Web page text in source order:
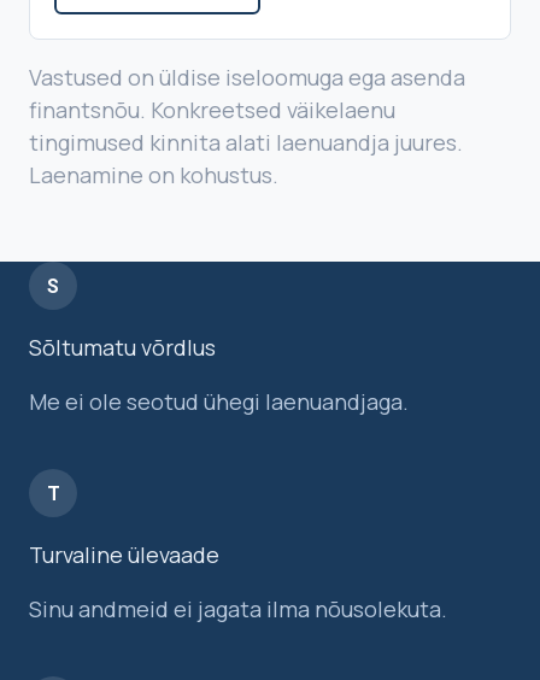
Vastused on üldise iseloomuga ega asenda
finantsnõu. Konkreetsed väikelaenu
tingimused kinnita alati laenuandja juures.
Laenamine on kohustus.
S
Sõltumatu võrdlus
Me ei ole seotud ühegi laenuandjaga.
T
Turvaline ülevaade
Sinu andmeid ei jagata ilma nõusolekuta.